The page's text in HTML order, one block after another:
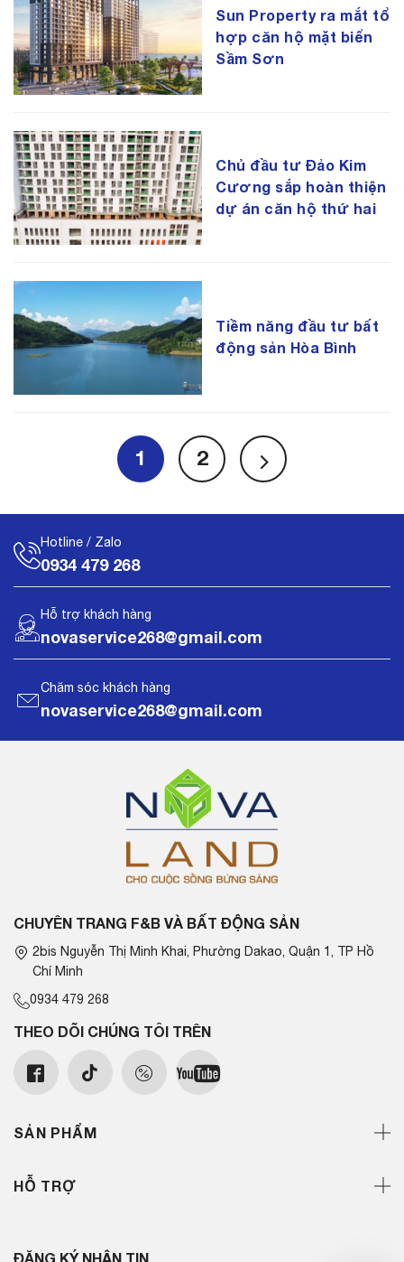
Sun Property ra mắt tổ
hợp căn hộ mặt biển
Sầm Sơn
Chủ đầu tư Đảo Kim
Cương sắp hoàn thiện
dự án căn hộ thứ hai
Tiềm năng đầu tư bất
động sản Hòa Bình
1 2
Hotline / Zalo
0934 479 268
Hỗ trợ khách hàng
novaservice268@gmail.com
Chăm sóc khách hàng
novaservice268@gmail.com
CHUYÊN TRANG F&B VÀ BẤT ĐỘNG SẢN
2bis Nguyễn Thị Minh Khai, Phường Dakao, Quận 1, TP Hồ
Chí Minh
0934 479 268
THEO DÕI CHÚNG TÔI TRÊN
SẢN PHẨM
HỖ TRỢ
ĐĂNG KÝ NHẬN TIN